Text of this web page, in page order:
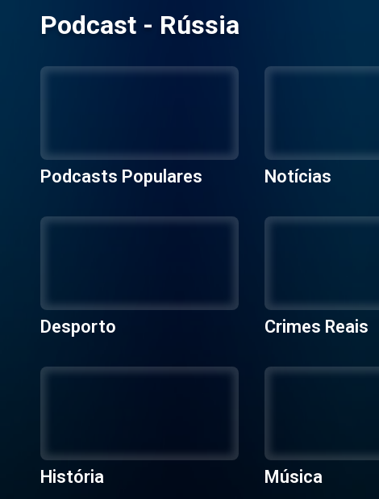
Podcast - Rússia
Podcasts Populares Notícias
Desporto Crimes Reais
História Música